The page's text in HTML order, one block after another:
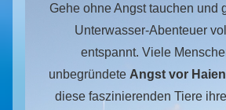
Gehe ohne Angst tauchen und
Unterwasser-Abenteuer
entspannt. Viele
unbegründete Angst vor Haien
diese faszinierenden Tiere